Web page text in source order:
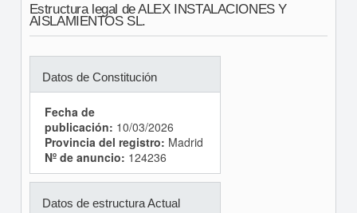
Estructura legal de ALEX INSTALACIONES Y
AISLAMIENTOS SL.
Datos de Constitución
Fecha de
publicación: 10/03/2026
Provincia del registro: Madrid
Nº de anuncio: 124236
Datos de estructura Actual